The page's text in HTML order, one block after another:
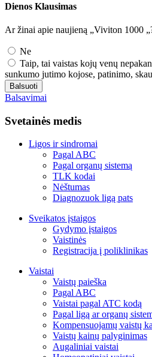
Dienos Klausimas
Ar žinai apie naujieną „Viviton 1000
Ne
Taip, tai vaistas kojų venų
sunkumo jutimo kojose, patinimo,
Balsuoti
Balsavimai
Svetainės medis
Ligos ir sindromai
Pagal ABC
Pagal organų sistemą
TLK kodai
Nėštumas
Diagnozuok ligą pats
Sveikatos įstaigos
Gydymo įstaigos
Vaistinės
Registracija į poliklinikas
Vaistai
Vaistų paieška
Pagal ABC
Vaistai pagal ATC kodą
Pagal ligą ar organų
Kompensuojamų vaistų
Vaistų kainų palyginimas
Augaliniai vaistai